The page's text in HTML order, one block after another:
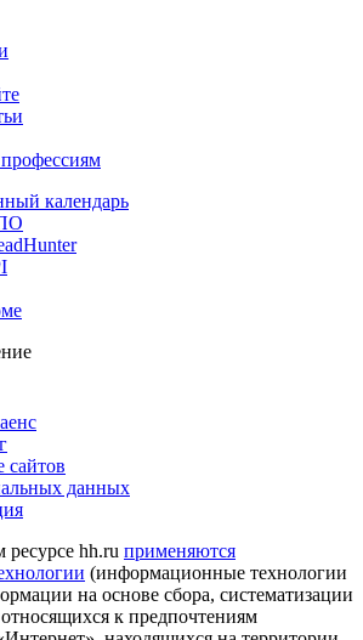
календарь
сайтов
данных
hh.ru применяются
(информационные технологии
на основе сбора, систематизации
к предпочтениям